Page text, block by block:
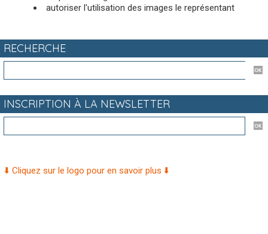
autoriser l'utilisation des images le représentant
RECHERCHE
INSCRIPTION À LA NEWSLETTER
⬇️ Cliquez sur le logo pour en savoir plus ⬇️